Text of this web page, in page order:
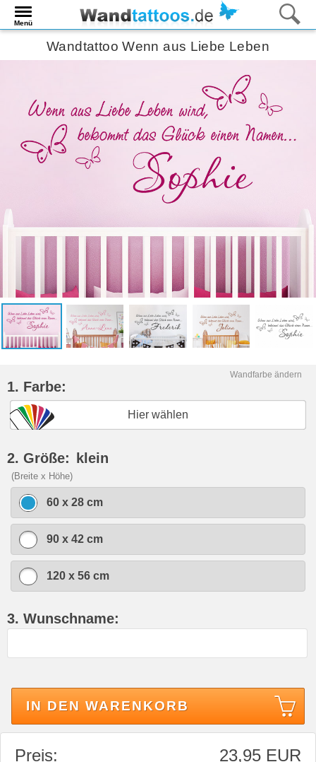
Menü
Wandtattoo Wenn aus Liebe Leben
Wandfarbe ändern
1. Farbe:
Hier wählen
2. Größe: klein
(Breite x Höhe)
60 x 28 cm
90 x 42 cm
120 x 56 cm
3. Wunschname:
IN DEN WARENKORB
Preis: 23,95 EUR